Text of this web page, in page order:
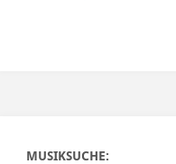
MUSIKSUCHE: